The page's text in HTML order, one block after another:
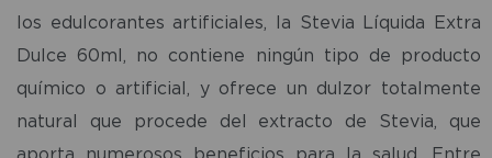
los edulcorantes artificiales, la Stevia Líquida Extra
Dulce 60ml, no contiene ningún tipo de producto
químico o artificial, y ofrece un dulzor totalmente
natural que procede del extracto de Stevia, que
aporta numerosos beneficios para la salud. Entre